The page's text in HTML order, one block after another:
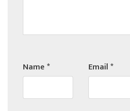
Name* Email*